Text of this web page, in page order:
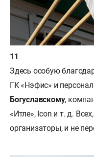
Здесь особую
ГК «Нэфис» и
Богуславскому,
«Итле», Icon и т. д.
организаторы, и не